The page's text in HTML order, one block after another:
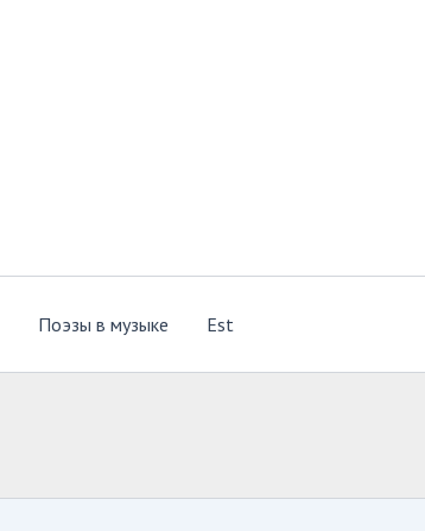
Поэзы в музыке Est